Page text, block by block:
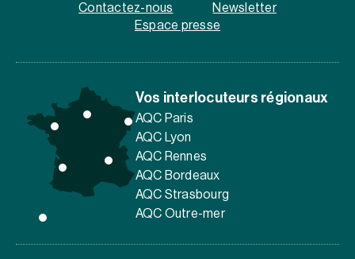
Contactez-nous
Newsletter
Espace presse
Vos interlocuteurs régionaux
AQC Paris
AQC Lyon
AQC Rennes
AQC Bordeaux
AQC Strasbourg
AQC Outre-mer